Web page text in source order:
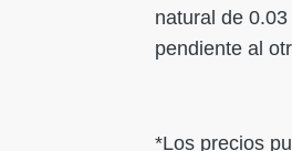
natural de
pendiente al
*Los precios